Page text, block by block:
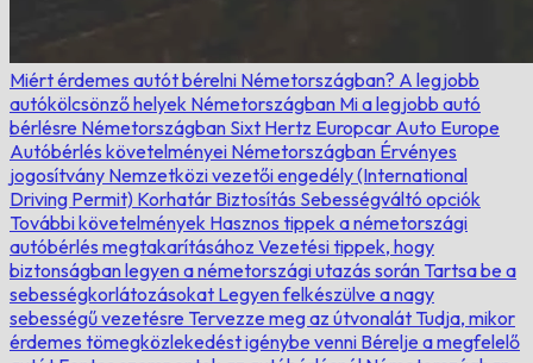
Miért érdemes autót bérelni Németországban? A legjobb
autókölcsönző helyek Németországban Mi a legjobb autó
bérlésre Németországban Sixt Hertz Europcar Auto Europe
Autóbérlés követelményei Németországban Érvényes
jogosítvány Nemzetközi vezetői engedély (International
Driving Permit) Korhatár Biztosítás Sebességváltó opciók
További követelmények Hasznos tippek a németországi
autóbérlés megtakarításához Vezetési tippek, hogy
biztonságban legyen a németországi utazás során Tartsa be a
sebességkorlátozásokat Legyen felkészülve a nagy
sebességű vezetésre Tervezze meg az útvonalát Tudja, mikor
érdemes tömegközlekedést igénybe venni Bérelje a megfelelő